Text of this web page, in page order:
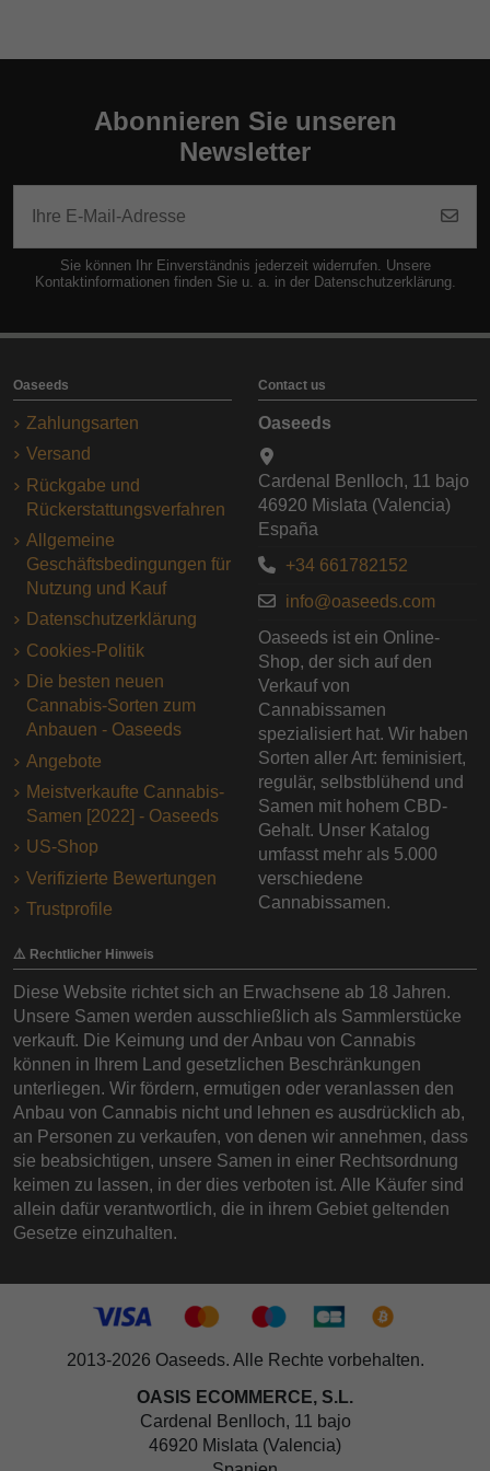
Abonnieren Sie unseren
Newsletter
Sie können Ihr Einverständnis jederzeit widerrufen. Unsere
Kontaktinformationen finden Sie u. a. in der Datenschutzerklärung.
Oaseeds
Zahlungsarten
Versand
Rückgabe und
Rückerstattungsverfahren
Allgemeine
Geschäftsbedingungen für
Nutzung und Kauf
Datenschutzerklärung
Cookies-Politik
Die besten neuen
Cannabis-Sorten zum
Anbauen - Oaseeds
Angebote
Meistverkaufte Cannabis-
Samen [2022] - Oaseeds
US-Shop
Verifizierte Bewertungen
Trustprofile
Contact us
Oaseeds
Cardenal Benlloch, 11 bajo
46920 Mislata (Valencia)
España
+34 661782152
info@oaseeds.com
Oaseeds ist ein Online-
Shop, der sich auf den
Verkauf von
Cannabissamen
spezialisiert hat. Wir haben
Sorten aller Art: feminisiert,
regulär, selbstblühend und
Samen mit hohem CBD-
Gehalt. Unser Katalog
umfasst mehr als 5.000
verschiedene
Cannabissamen.
⚠️ Rechtlicher Hinweis
Diese Website richtet sich an Erwachsene ab 18 Jahren.
Unsere Samen werden ausschließlich als Sammlerstücke
verkauft. Die Keimung und der Anbau von Cannabis
können in Ihrem Land gesetzlichen Beschränkungen
unterliegen. Wir fördern, ermutigen oder veranlassen den
Anbau von Cannabis nicht und lehnen es ausdrücklich ab,
an Personen zu verkaufen, von denen wir annehmen, dass
sie beabsichtigen, unsere Samen in einer Rechtsordnung
keimen zu lassen, in der dies verboten ist. Alle Käufer sind
allein dafür verantwortlich, die in ihrem Gebiet geltenden
Gesetze einzuhalten.
2013-2026 Oaseeds. Alle Rechte vorbehalten.
OASIS ECOMMERCE, S.L.
Cardenal Benlloch, 11 bajo
46920 Mislata (Valencia)